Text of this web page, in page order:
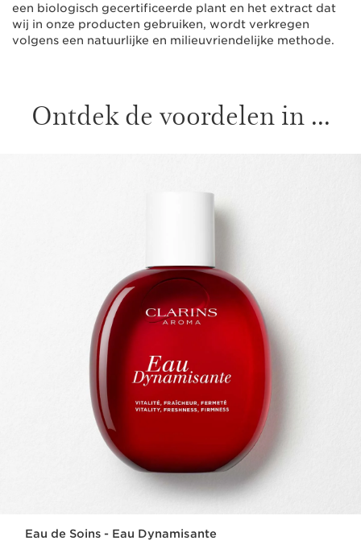
een biologisch gecertificeerde plant en het extract dat
wij in onze producten gebruiken, wordt verkregen
volgens een natuurlijke en milieuvriendelijke methode.
Ontdek de voordelen in ...
Eau de Soins - Eau Dynamisante